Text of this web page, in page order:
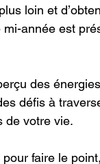
loin et
année est
des
défis à
de votre vie.
faire le